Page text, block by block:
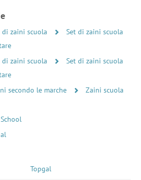
di zaini scuola
Set di zaini scuola
di zaini scuola
Set di zaini scuola
secondo le marche
Zaini scuola
Topgal